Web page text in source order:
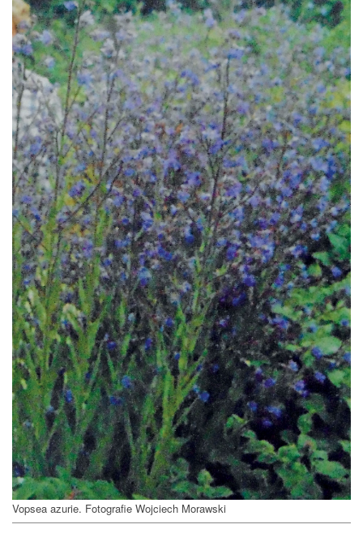
Vopsea azurie. Fotografie Wojciech Morawski